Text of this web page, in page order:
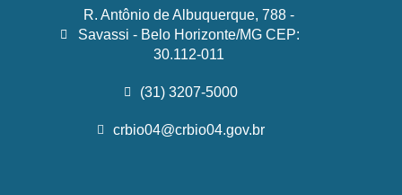
R. Antônio de Albuquerque, 788 -
Savassi - Belo Horizonte/MG CEP:
30.112-011
(31) 3207-5000
crbio04@crbio04.gov.br